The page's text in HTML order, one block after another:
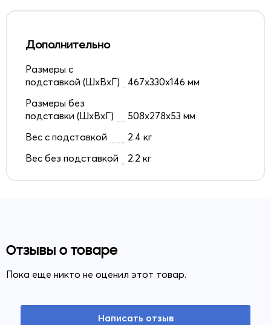
Дополнительно
Размеры с
подставкой (ШxВxГ)
467x330x146 мм
Размеры без
подставки (ШxВxГ)
508x278x53 мм
Вес с подставкой
2.4 кг
Вес без подставкой
2.2 кг
Отзывы о товаре
Пока еще никто не оценил этот товар.
Написать отзыв